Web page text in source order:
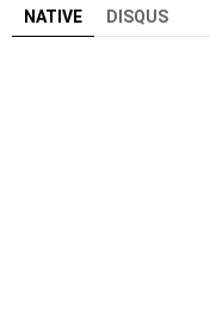
NATIVE DISQUS